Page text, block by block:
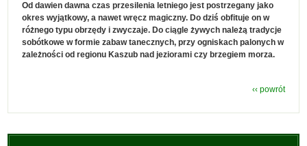
Od dawien dawna czas przesilenia letniego jest postrzegany jako
okres wyjątkowy, a nawet wręcz magiczny. Do dziś obfituje on w
różnego typu obrzędy i zwyczaje. Do ciągle żywych należą tradycje
sobótkowe w formie zabaw tanecznych, przy ogniskach palonych w
zależności od regionu Kaszub nad jeziorami czy brzegiem morza.
‹‹ powrót